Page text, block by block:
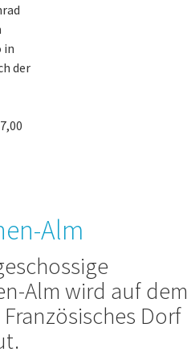
in
der
Alm
Alm wird auf dem
Dorf